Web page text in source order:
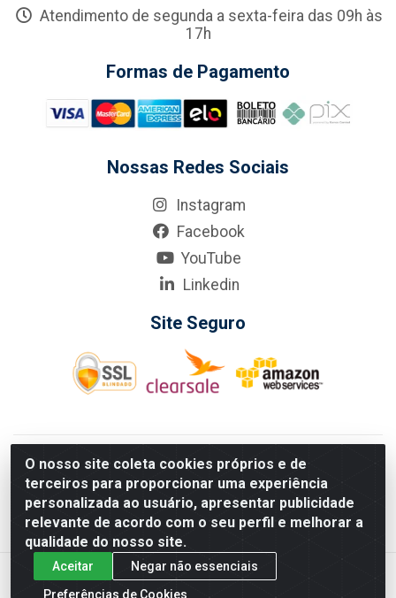
O nosso site coleta cookies próprios e de
terceiros para proporcionar uma experiência
personalizada ao usuário, apresentar publicidade
relevante de acordo com o seu perfil e melhorar a
qualidade do nosso site.
Aceitar
Negar não essenciais
Preferências de Cookies
Atendimento de segunda a sexta-feira das 09h às
17h
Formas de Pagamento
Nossas Redes Sociais
Instagram
Facebook
YouTube
Linkedin
Site Seguro
KarneKeijo Logistica Integrada LTDA - Rod. Br-101 Sul, nº3700
- Barro, Recife/PE, 50900-400 CNPJ: 24.150.377/0001-95
Estados atendidos pela KarneKeijo: PE, PB e RN.